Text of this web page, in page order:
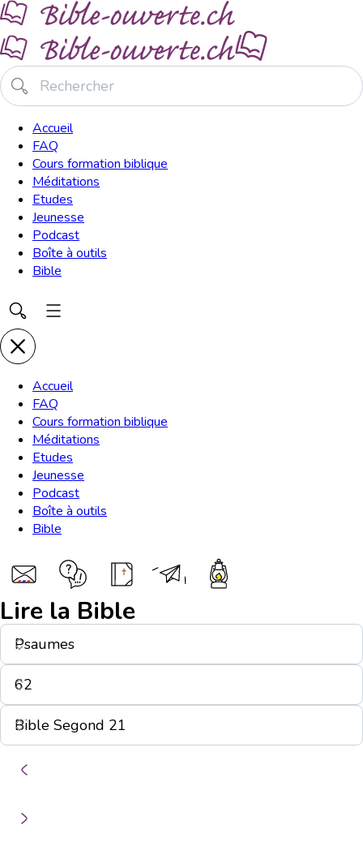
Accueil
FAQ
Cours formation biblique
Méditations
Etudes
Jeunesse
Podcast
Boîte à outils
Bible
Accueil
FAQ
Cours formation biblique
Méditations
Etudes
Jeunesse
Podcast
Boîte à outils
Bible
Lire la Bible